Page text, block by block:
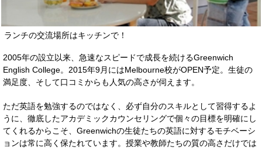
ランチの交流場所はキッチンで！
2005年の設立以来、急速なスピードで成長を続けるGreenwich
English College。2015年9月にはMelbourne校がOPEN予定。生徒の
満足度、そして口コミからも人気の高さが伺えます。
ただ英語を勉強するのではなく、必ず自分のスキルとして習得するよ
うに、徹底したアカデミックカウンセリングで個々の目標を明確にし
てくれるからこそ、Greenwichの生徒たちの英語に対するモチベーシ
ョンは常に高く保たれています。授業や教師たちの質の高さだけでは